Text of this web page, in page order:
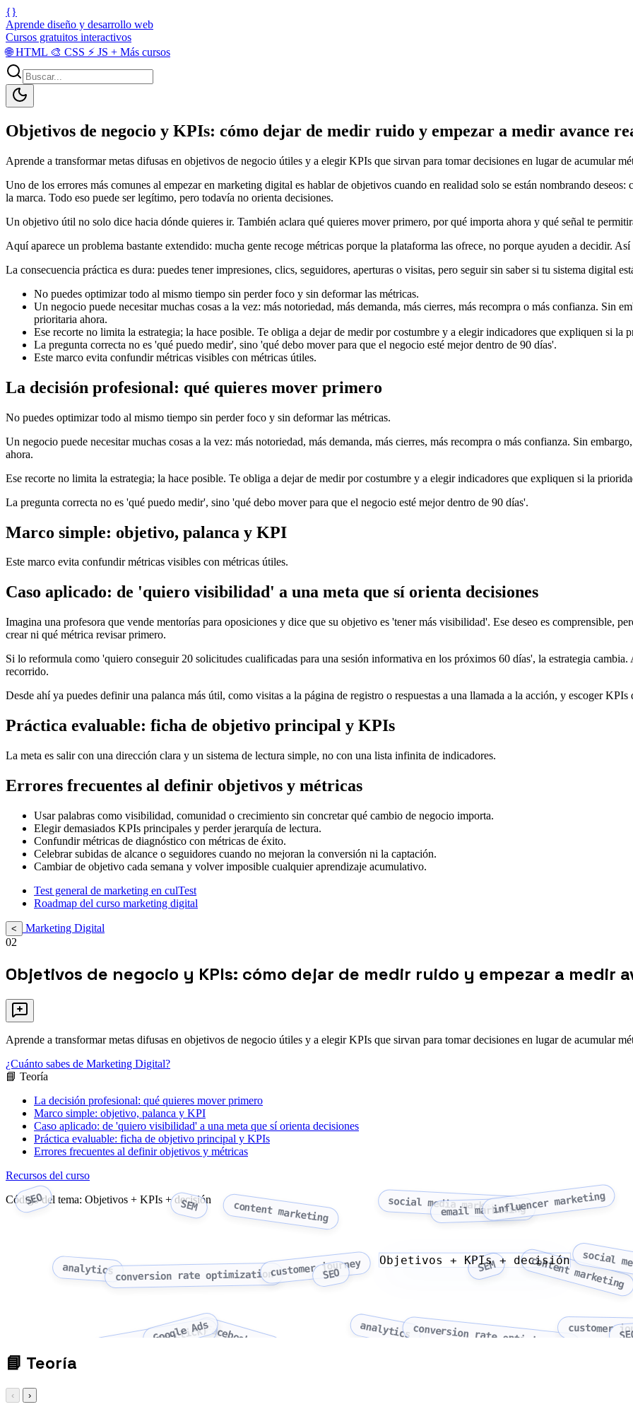
{}
Aprende diseño y desarrollo web
Cursos gratuitos interactivos
🌐HTML 🎨 CSS ⚡ JS + Más cursos
Objetivos de negocio y KPIs: cómo dejar de medir ruido y empezar a medir avance
Aprende a transformar metas difusas en objetivos de negocio útiles y a elegir KPIs que sirvan para tomar decisiones en lugar de acumular
Uno de los errores más comunes al empezar en marketing digital es hablar de objetivos cuando en realidad solo se están nombrando
la marca. Todo eso puede ser legítimo, pero todavía no orienta decisiones.
Un objetivo útil no solo dice hacia dónde quieres ir. También aclara qué quieres mover primero, por qué importa ahora y qué señal te
Aquí aparece un problema bastante extendido: mucha gente recoge métricas porque la plataforma las ofrece, no porque ayuden a decidir.
La consecuencia práctica es dura: puedes tener impresiones, clics, seguidores, aperturas o visitas, pero seguir sin saber si tu sistema digital
No puedes optimizar todo al mismo tiempo sin perder foco y sin deformar las métricas.
Un negocio puede necesitar muchas cosas a la vez: más notoriedad, más demanda, más cierres, más recompra o más confianza. Sin
prioritaria ahora.
Ese recorte no limita la estrategia; la hace posible. Te obliga a dejar de medir por costumbre y a elegir indicadores que expliquen si la
La pregunta correcta no es 'qué puedo medir', sino 'qué debo mover para que el negocio esté mejor dentro de 90 días'.
Este marco evita confundir métricas visibles con métricas útiles.
La decisión profesional: qué quieres mover primero
No puedes optimizar todo al mismo tiempo sin perder foco y sin deformar las métricas.
Un negocio puede necesitar muchas cosas a la vez: más notoriedad, más demanda, más cierres, más recompra o más confianza. Sin
ahora.
Ese recorte no limita la estrategia; la hace posible. Te obliga a dejar de medir por costumbre y a elegir indicadores que expliquen si la
La pregunta correcta no es 'qué puedo medir', sino 'qué debo mover para que el negocio esté mejor dentro de 90 días'.
Marco simple: objetivo, palanca y KPI
Este marco evita confundir métricas visibles con métricas útiles.
Caso aplicado: de 'quiero visibilidad' a una meta que sí orienta decisiones
Imagina una profesora que vende mentorías para oposiciones y dice que su objetivo es 'tener más visibilidad'. Ese deseo es comprensible,
crear ni qué métrica revisar primero.
Si lo reformula como 'quiero conseguir 20 solicitudes cualificadas para una sesión informativa en los próximos 60 días', la estrategia
recorrido.
Desde ahí ya puedes definir una palanca más útil, como visitas a la página de registro o respuestas a una llamada a la acción, y escoger
Práctica evaluable: ficha de objetivo principal y KPIs
La meta es salir con una dirección clara y un sistema de lectura simple, no con una lista infinita de indicadores.
Errores frecuentes al definir objetivos y métricas
Usar palabras como visibilidad, comunidad o crecimiento sin concretar qué cambio de negocio importa.
Elegir demasiados KPIs principales y perder jerarquía de lectura.
Confundir métricas de diagnóstico con métricas de éxito.
Celebrar subidas de alcance o seguidores cuando no mejoran la conversión ni la captación.
Cambiar de objetivo cada semana y volver imposible cualquier aprendizaje acumulativo.
Test general de marketing en culTest
Roadmap del curso marketing digital
<
Marketing Digital
02
Objetivos de negocio y KPIs: cómo dejar de medir ruido y empezar a medir
Aprende a transformar metas difusas en objetivos de negocio útiles y a elegir KPIs que sirvan para tomar decisiones en lugar de acumular
¿Cuánto sabes de Marketing Digital?
📘 Teoría
La decisión profesional: qué quieres mover primero
Marco simple: objetivo, palanca y KPI
Caso aplicado: de 'quiero visibilidad' a una meta que sí orienta decisiones
Práctica evaluable: ficha de objetivo principal y KPIs
Errores frecuentes al definir objetivos y métricas
Recursos del curso
Código del tema: Objetivos + KPIs + decisión
SEO SEM content marketing social media marketing
email marketinginfluencer marketing
analyticsconversion rate optimizationcustomer journey
SEO
SEM content marketing
social
PPC (pay-per-click)
Google AdsFacebook Ads analyticsconversion rate optimizationcustomer
Objetivos + KPIs + decisión
📘 Teoría
‹ ›